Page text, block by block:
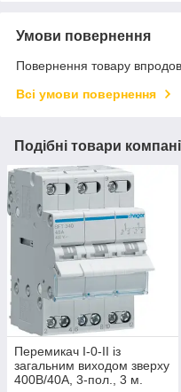
Умови повернення
Повернення товару
Всі умови повернення
Подібні товари
Перемикач I-0-II із
загальним виходом зверху
400В/40А, 3-пол., 3 м.